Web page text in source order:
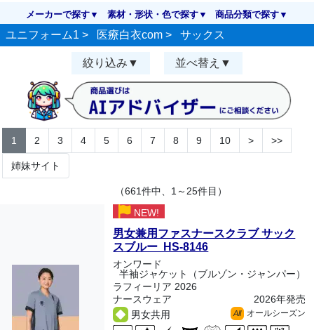
メーカーで探す 素材・形状・色で探す 商品分類で探す
ユニフォーム1 > 医療白衣com > サックス
絞り込み 並べ替え
1 2 3 4 5 6 7 8 9 10 > >>
姉妹サイト
（661件中、1～25件目）
NEW!
男女兼用ファスナースクラブ サック
スブルー HS-8146
オンワード
半袖ジャケット（ブルゾン・ジャンパー）
ラフィーリア 2026
ナースウェア
2026年発売
男女共用
All オールシーズン